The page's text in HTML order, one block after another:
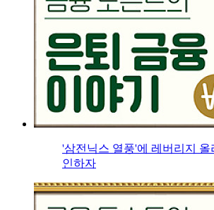
'삼전닉스 열풍'에 레버리지 올
인하자